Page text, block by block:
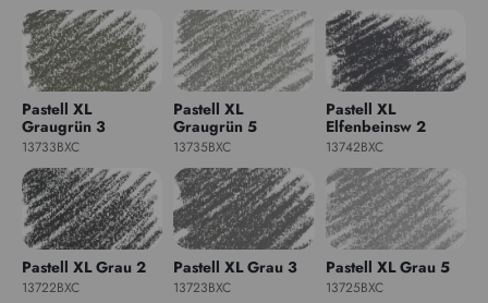
Pastell XL
Graugrün 3
13733BXC
Pastell XL
Graugrün 5
13735BXC
Pastell XL
Elfenbeinsw 2
13742BXC
Pastell XL Grau 2
13722BXC
Pastell XL Grau 3
13723BXC
Pastell XL Grau 5
13725BXC